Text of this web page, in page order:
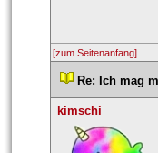
[zum Seitenanfang]
Re: Ich mag
kimschi